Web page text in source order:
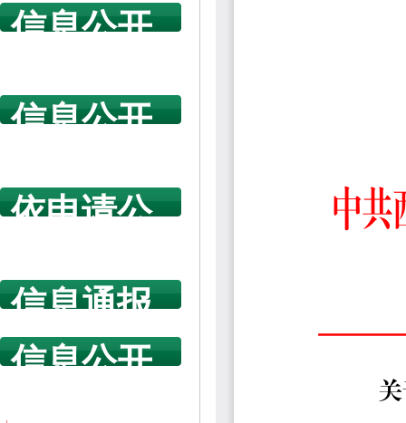
信息公开
信息公开
依申请公
信息通报
信息公开